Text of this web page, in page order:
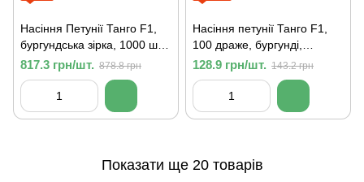
Насіння Петунії Танго F1,
бургундська зірка, 1000 шт.
(драже), грандифлора
817.3 грн/шт. 878.8 грн
Насіння петунії Танго F1,
100 драже, бургунді,
грандифлора
128.9 грн/шт. 143.2 грн
Показати ще 20 товарів